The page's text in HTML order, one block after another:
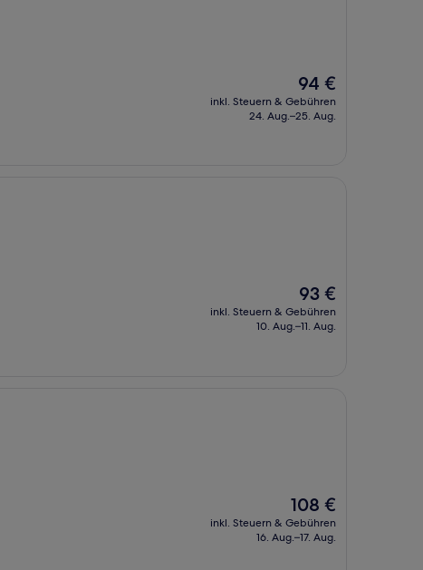
Der
Preis
beträgt
94 €
inkl. Steuern & Gebühren
24. Aug.–25. Aug.
Der
Preis
beträgt
93 €
inkl. Steuern & Gebühren
10. Aug.–11. Aug.
Der
Preis
beträgt
108 €
inkl. Steuern & Gebühren
16. Aug.–17. Aug.